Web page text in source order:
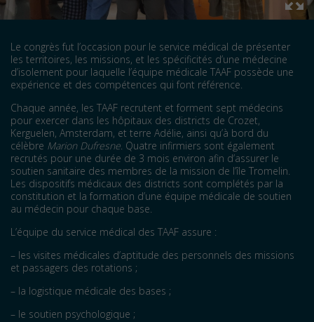
Le congrès fut l’occasion pour le service médical de présenter
les territoires, les missions, et les spécificités d’une médecine
d’isolement pour laquelle l’équipe médicale TAAF possède une
expérience et des compétences qui font référence.
Chaque année, les TAAF recrutent et forment sept médecins
pour exercer dans les hôpitaux des districts de Crozet,
Kerguelen, Amsterdam, et terre Adélie, ainsi qu’à bord du
célèbre Marion Dufresne. Quatre infirmiers sont également
recrutés pour une durée de 3 mois environ afin d’assurer le
soutien sanitaire des membres de la mission de l’île Tromelin.
Les dispositifs médicaux des districts sont complétés par la
constitution et la formation d’une équipe médicale de soutien
au médecin pour chaque base.
L’équipe du service médical des TAAF assure :
– les visites médicales d’aptitude des personnels des missions
et passagers des rotations ;
– la logistique médicale des bases ;
– le soutien psychologique ;